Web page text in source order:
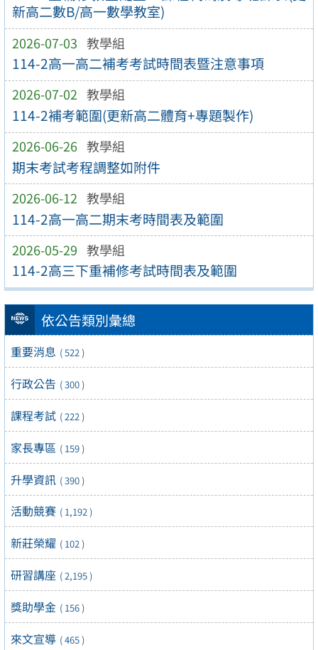
新高二數B/高一數學教室)
2026-07-03 教學組
114-2高一高二補考考試時間表暨注意事項
2026-07-02 教學組
114-2補考範圍(更新高二體育+專題製作)
2026-06-26 教學組
期末考試考程調整如附件
2026-06-12 教學組
114-2高一高二期末考時間表及範圍
2026-05-29 教學組
114-2高三下重補修考試時間表及範圍
依公告類別彙總
重要消息 ( 522 )
行政公告 ( 300 )
課程考試 ( 222 )
家長專區 ( 159 )
升學資訊 ( 390 )
活動競賽 ( 1,192 )
新莊榮耀 ( 102 )
研習講座 ( 2,195 )
獎助學金 ( 156 )
來文宣導 ( 465 )